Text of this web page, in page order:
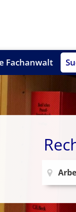
Fachanwalt